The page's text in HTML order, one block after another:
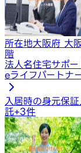
所在地大阪府 大
階
法人名住宅サポ
eライフパートナ
入居時の身元保証
託+3件